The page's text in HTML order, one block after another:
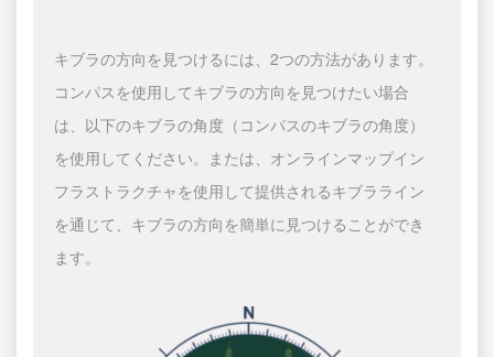
キブラの方向を見つけるには、2つの方法があります。
コンパスを使用してキブラの方向を見つけたい場合
は、以下のキブラの角度（コンパスのキブラの角度）
を使用してください。または、オンラインマップイン
フラストラクチャを使用して提供されるキブラライン
を通じて、キブラの方向を簡単に見つけることができ
ます。